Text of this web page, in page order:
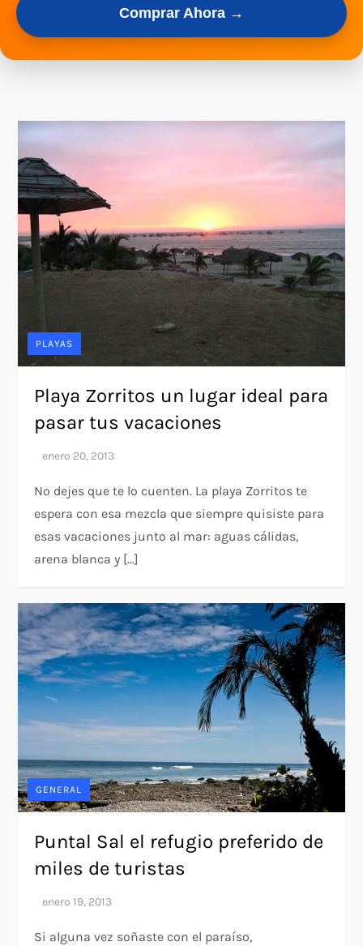
Comprar Ahora →
PLAYAS
Playa Zorritos un lugar ideal para
pasar tus vacaciones
No dejes que te lo cuenten. La playa Zorritos te
espera con esa mezcla que siempre quisiste para
esas vacaciones junto al mar: aguas cálidas,
arena blanca y […]
GENERAL
Puntal Sal el refugio preferido de
miles de turistas
Si alguna vez soñaste con el paraíso,